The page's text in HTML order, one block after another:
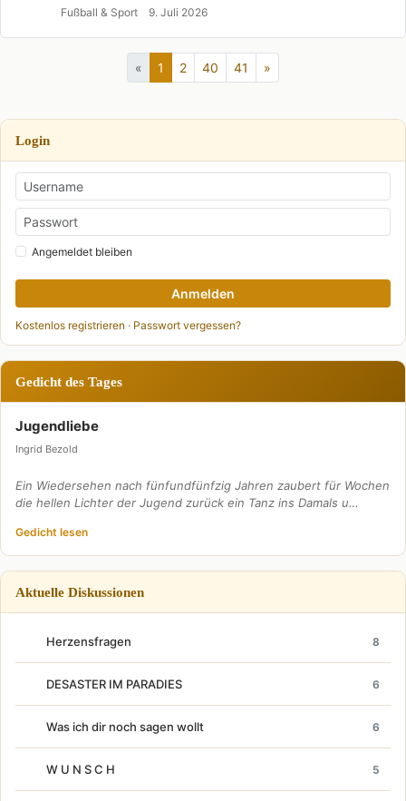
Fußball & Sport 9. Juli 2026
« 1 2 40 41 »
Login
Angemeldet bleiben
Anmelden
Kostenlos registrieren · Passwort vergessen?
Gedicht des Tages
Jugendliebe
Ingrid Bezold
Ein Wiedersehen nach fünfundfünfzig Jahren zaubert für Wochen
die hellen Lichter der Jugend zurück ein Tanz ins Damals u…
Gedicht lesen
Aktuelle Diskussionen
Herzensfragen 8
DESASTER IM PARADIES 6
Was ich dir noch sagen wollt 6
W U N S C H 5